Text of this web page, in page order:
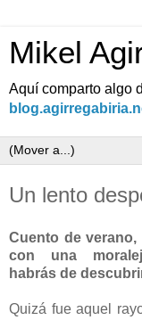
Mikel
Aquí comparto algo
Un lento
Cuento de verano,
con una
habrás de
Quizá fue aquel